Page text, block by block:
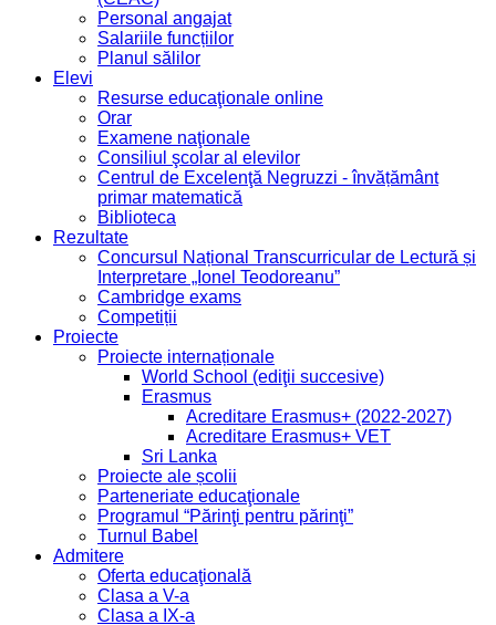
Personal angajat
Salariile funcțiilor
Planul sălilor
Elevi
Resurse educaţionale online
Orar
Examene naţionale
Consiliul şcolar al elevilor
Centrul de Excelenţă Negruzzi - învățământ
primar matematică
Biblioteca
Rezultate
Concursul Național Transcurricular de Lectură și
Interpretare „Ionel Teodoreanu”
Cambridge exams
Competiții
Proiecte
Proiecte internaționale
World School (ediţii succesive)
Erasmus
Acreditare Erasmus+ (2022-2027)
Acreditare Erasmus+ VET
Sri Lanka
Proiecte ale școlii
Parteneriate educaţionale
Programul “Părinţi pentru părinţi”
Turnul Babel
Admitere
Oferta educaţională
Clasa a V-a
Clasa a IX-a